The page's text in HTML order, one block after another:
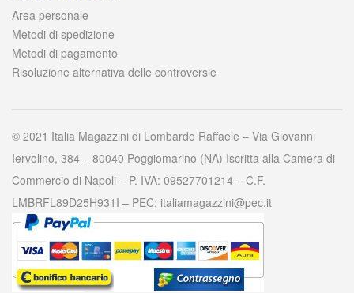
Area personale
Metodi di spedizione
Metodi di pagamento
Risoluzione alternativa delle controversie
© 2021 Italia Magazzini di Lombardo Raffaele – Via Giovanni
Iervolino, 384 – 80040 Poggiomarino (NA) Iscritta alla Camera di
Commercio di Napoli – P. IVA: 09527701214 – C.F.
LMBRFL89D25H931I – PEC: italiamagazzini@pec.it